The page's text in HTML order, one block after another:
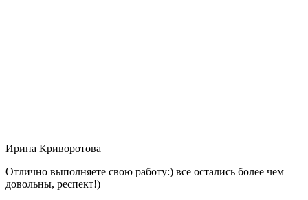
Ирина Криворотова
Отлично выполняете свою работу:) все остались более чем
довольны, респект!)